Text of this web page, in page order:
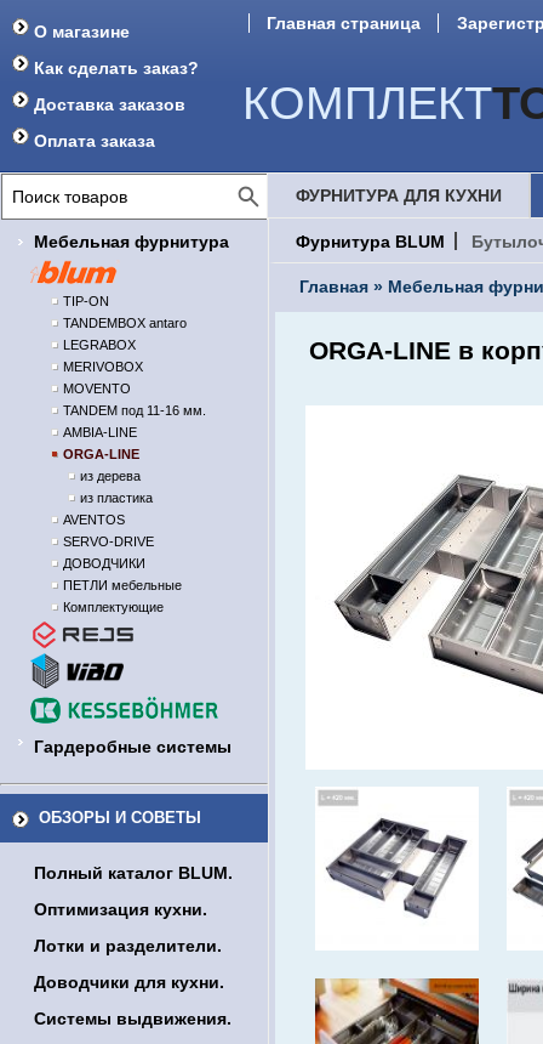
О магазине
Как сделать заказ?
Доставка заказов
Оплата заказа
Главная страница
КОМПЛЕКТ
Мебельная фурнитура
TIP-ON
TANDEMBOX antaro
LEGRABOX
MERIVOBOX
MOVENTO
TANDEM под 11-16 мм.
AMBIA-LINE
ORGA-LINE
из дерева
из пластика
AVENTOS
SERVO-DRIVE
ДОВОДЧИКИ
ПЕТЛИ мебельные
Комплектующие
Гардеробные системы
ОБЗОРЫ И СОВЕТЫ
Полный каталог BLUM.
Оптимизация кухни.
Лотки и разделители.
Доводчики для кухни.
Системы выдвижения.
ФУРНИТУРА ДЛЯ КУХНИ
Фурнитура BLUM
Главная » Мебельная
ORGA-LINE в